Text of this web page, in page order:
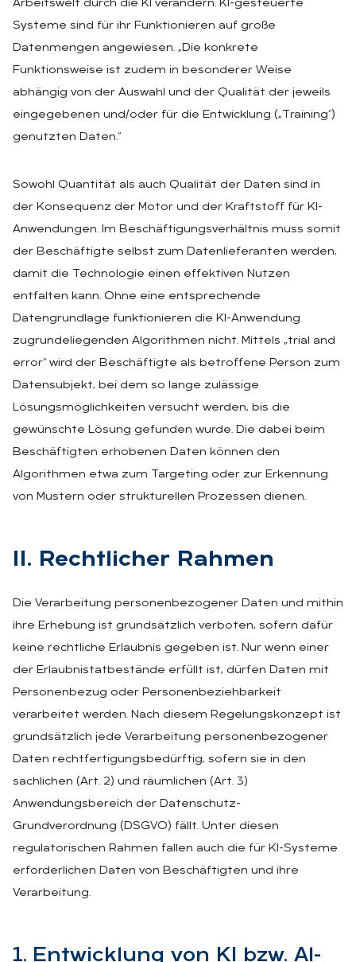
Arbeitswelt durch die KI verändern. KI-gesteuerte
Systeme sind für ihr Funktionieren auf große
Datenmengen angewiesen. „Die konkrete
Funktionsweise ist zudem in besonderer Weise
abhängig von der Auswahl und der Qualität der jeweils
eingegebenen und/oder für die Entwicklung („Training“)
genutzten Daten.“
Sowohl Quantität als auch Qualität der Daten sind in
der Konsequenz der Motor und der Kraftstoff für KI-
Anwendungen. Im Beschäftigungsverhältnis muss somit
der Beschäftigte selbst zum Datenlieferanten werden,
damit die Technologie einen effektiven Nutzen
entfalten kann. Ohne eine entsprechende
Datengrundlage funktionieren die KI-Anwendung
zugrundeliegenden Algorithmen nicht. Mittels „trial and
error“ wird der Beschäftigte als betroffene Person zum
Datensubjekt, bei dem so lange zulässige
Lösungsmöglichkeiten versucht werden, bis die
gewünschte Lösung gefunden wurde. Die dabei beim
Beschäftigten erhobenen Daten können den
Algorithmen etwa zum Targeting oder zur Erkennung
von Mustern oder strukturellen Prozessen dienen.
II. Recht­li­cher Rah­men
Die Verarbeitung personenbezogener Daten und mithin
ihre Erhebung ist grundsätzlich verboten, sofern dafür
keine rechtliche Erlaubnis gegeben ist. Nur wenn einer
der Erlaubnistatbestände erfüllt ist, dürfen Daten mit
Personenbezug oder Personenbeziehbarkeit
verarbeitet werden. Nach diesem Regelungskonzept ist
grundsätzlich jede Verarbeitung personenbezogener
Daten rechtfertigungsbedürftig, sofern sie in den
sachlichen (Art. 2) und räumlichen (Art. 3)
Anwendungsbereich der Datenschutz-
Grundverordnung (DSGVO) fällt. Unter diesen
regulatorischen Rahmen fallen auch die für KI-Systeme
erforderlichen Daten von Beschäftigten und ihre
Verarbeitung.
1. Ent­wick­lung von KI bzw. Al­